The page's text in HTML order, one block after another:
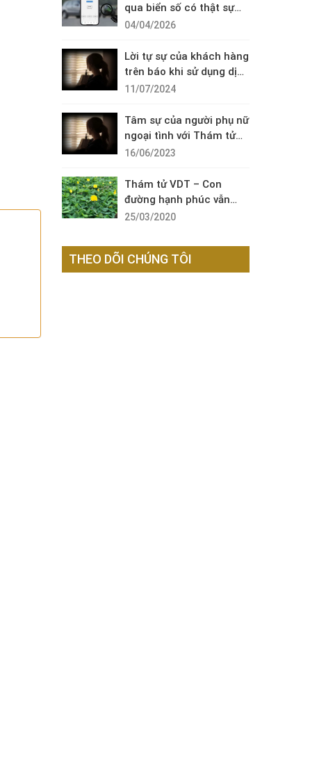
qua biển số có thật sự
cần thiết?
04/04/2026
Lời tự sự của khách hàng
trên báo khi sử dụng dịch
vụ thám tử sài gòn VDT
11/07/2024
Tâm sự của người phụ nữ
ngoại tình với Thám tử
VDT
16/06/2023
Thám tử VDT – Con
đường hạnh phúc vẫn
còn đó !
25/03/2020
THEO DÕI CHÚNG TÔI